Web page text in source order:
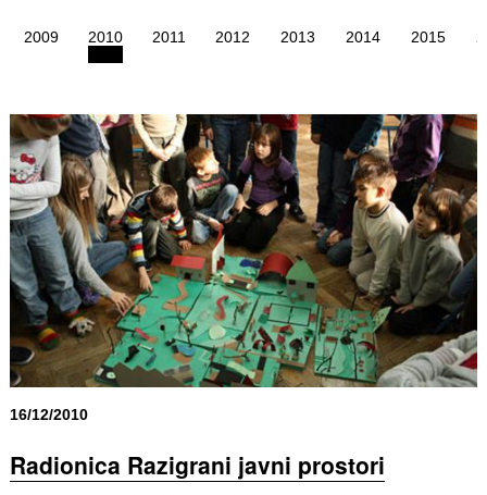
2009 2010 2011 2012 2013 2014 2015
16/12/2010
Radionica Razigrani javni prostori